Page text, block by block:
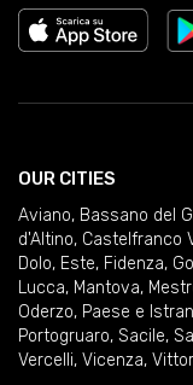
OUR CITIES
Aviano, Bassano del
d'Altino, Castelfranco
Dolo, Este, Fidenza,
Lucca, Mantova,
Oderzo, Paese e
Portogruaro, Sacile,
Vercelli, Vicenza,